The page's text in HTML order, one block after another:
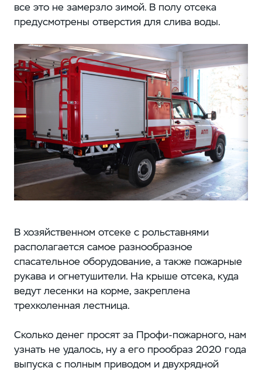
все это не замерзло зимой. В полу отсека
предусмотрены отверстия для слива воды.
В хозяйственном отсеке с рольставнями
располагается самое разнообразное
спасательное оборудование, а также пожарные
рукава и огнетушители. На крыше отсека, куда
ведут лесенки на корме, закреплена
трехколенная лестница.
Сколько денег просят за Профи-пожарного, нам
узнать не удалось, ну а его прообраз 2020 года
выпуска с полным приводом и двухрядной